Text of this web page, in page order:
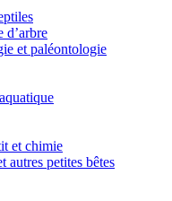
d’arbre
et paléontologie
et chimie
autres petites bêtes